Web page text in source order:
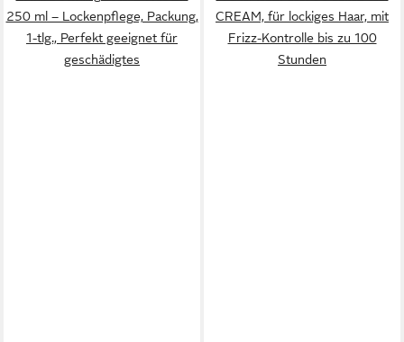
250 ml – Lockenpflege, Packung,
1-tlg., Perfekt geeignet für
geschädigtes
CREAM, für lockiges Haar, mit
Frizz-Kontrolle bis zu 100
Stunden